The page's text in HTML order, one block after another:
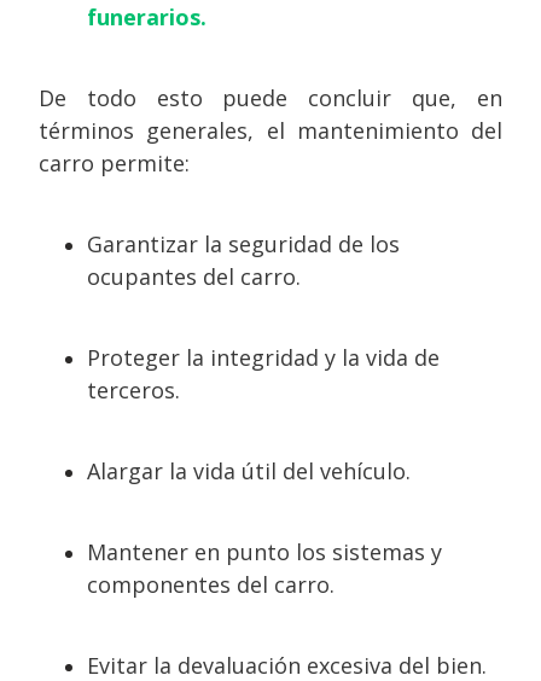
funerarios.
De todo esto puede concluir que, en
términos generales, el mantenimiento del
carro permite:
Garantizar la seguridad de los
ocupantes del carro.
Proteger la integridad y la vida de
terceros.
Alargar la vida útil del vehículo.
Mantener en punto los sistemas y
componentes del carro.
Evitar la devaluación excesiva del bien.